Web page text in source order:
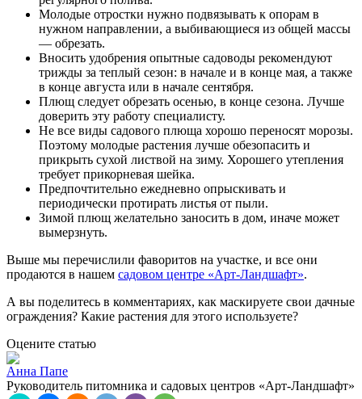
Молодые отростки нужно подвязывать к опорам в
нужном направлении, а выбивающиеся из общей массы
— обрезать.
Вносить удобрения опытные садоводы рекомендуют
трижды за теплый сезон: в начале и в конце мая, а также
в конце августа или в начале сентября.
Плющ следует обрезать осенью, в конце сезона. Лучше
доверить эту работу специалисту.
Не все виды садового плюща хорошо переносят морозы.
Поэтому молодые растения лучше обезопасить и
прикрыть сухой листвой на зиму. Хорошего утепления
требует прикорневая шейка.
Предпочтительно ежедневно опрыскивать и
периодически протирать листья от пыли.
Зимой плющ желательно заносить в дом, иначе может
вымерзнуть.
Выше мы перечислили фаворитов на участке, и все они
продаются в нашем садовом центре «Арт-Ландшафт».
А вы поделитесь в комментариях, как маскируете свои дачные
ограждения? Какие растения для этого используете?
Оцените статью
Анна Папе
Руководитель питомника и садовых центров «Арт-Ландшафт»